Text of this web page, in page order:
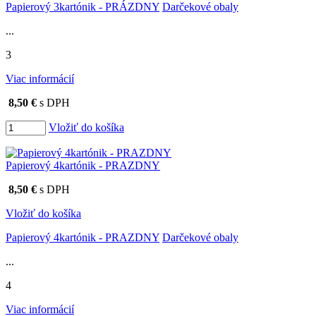
Papierový 3kartónik - PRÁZDNY Darčekové obaly
...
3
Viac informácií
8,50 € s DPH
Vložiť do košíka
Papierový 4kartónik - PRAZDNY
8,50 € s DPH
Vložiť do košíka
Papierový 4kartónik - PRAZDNY Darčekové obaly
...
4
Viac informácií